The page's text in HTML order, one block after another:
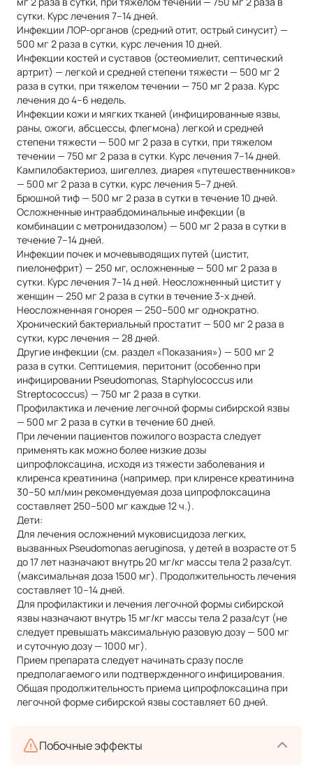
сутки. Курс лечения 7–14 дней.
Инфекции ЛOP-органов (средний отит, острый синусит) —
500 мг 2 раза в сутки, курс лечения 10 дней.
Инфекции костей и суставов (остеомиелит, септический
артрит) — легкой и средней степени тяжести — 500 мг 2
раза в сутки, при тяжелом течении — 750 мг 2 раза. Курс
лечения до 4–6 недель.
Инфекции кожи и мягких тканей (инфицированные язвы,
раны, ожоги, абсцессы, флегмона) легкой и средней
степени тяжести — 500 мг 2 раза в сутки, при тяжелом
течении — 750 мг 2 раза в сутки. Курс лечения 7–14 дней.
Кампилобактериоз, шигеллез, диарея «путешественников»
— 500 мг 2 раза в сутки, курс лечения 5–7 дней.
Брюшной тиф — 500 мг 2 раза в сутки в течение 10 дней.
Осложненные интраабдоминальные инфекции (в
комбинации с метронидазолом) — 500 мг 2 раза в сутки в
течение 7–14 дней.
Инфекции почек и мочевыводящих путей (цистит,
пиелонефрит) — 250 мг, осложненные — 500 мг 2 раза в
сутки. Курс лечения 7–14 д ней. Неосложненный цистит у
женщин — 250 мг 2 раза в сутки в течение 3-х дней.
Неосложненная гонорея — 250–500 мг однократно.
Хронический бактериальный простатит — 500 мг 2 раза в
сутки, курс лечения — 28 дней.
Другие инфекции (см. раздел «Показания») — 500 мг 2
раза в сутки. Септицемия, перитонит (особенно при
инфицировании Pseudomonas, Staphylococcus или
Streptococcus) — 750 мг 2 раза в сутки.
Профилактика и лечение легочной формы сибирской язвы
— 500 мг 2 раза в сутки в течение 60 дней.
При лечении пациентов пожилого возраста следует
применять как можно более низкие дозы
ципрофлоксацина, исходя из тяжести заболевания и
клиренса креатинина (например, при клиренсе креатинина
30–50 мл/мин рекомендуемая доза ципрофлоксацина
составляет 250–500 мг каждые 12 ч.).
Дети:
Для лечения осложнений муковисцидоза легких,
вызванных Pseudomonas aeruginosa, у детей в возрасте от 5
до 17 лет назначают внутрь 20 мг/кг массы тела 2 раза/сут.
(максимальная доза 1500 мг). Продолжительность лечения
составляет 10–14 дней.
Для профилактики и лечения легочной формы сибирской
язвы назначают внутрь 15 мг/кг массы тела 2 раза/сут (не
следует превышать максимальную разовую дозу — 500 мг
и суточную дозу — 1000 мг).
Прием препарата следует начинать сразу после
предполагаемого или подтвержденного инфицирования.
Общая продолжительность приема ципрофлоксацина при
легочной форме сибирской язвы составляет 60 дней.
Побочные эффекты